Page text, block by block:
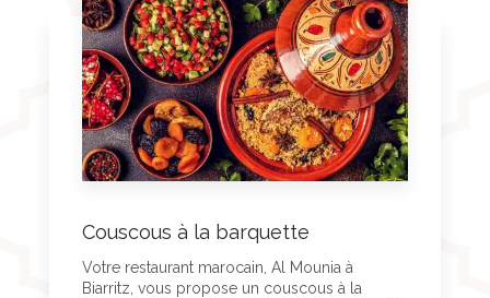
Couscous à la barquette
Votre restaurant marocain, Al Mounia à
Biarritz, vous propose un couscous à la